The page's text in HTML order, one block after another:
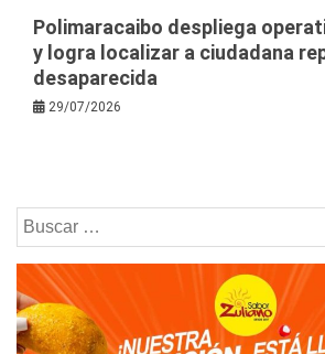
Polimaracaibo despliega
y logra localizar a ciudadana
desaparecida
29/07/2026
Buscar: